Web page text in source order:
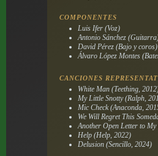
COMPONENTES
Luis Ifer (Voz)
Antonio Sánchez
David Pérez (Bajo y coros)
Álvaro López Montes
CANCIONES
White Man (Teething,
My Little Snotty (Ralph,
Mic Check (Anaconda,
We Will Regret This
Another Open Letter to
Help (Help, 2022)
Delusion (Sencillo, 2024)